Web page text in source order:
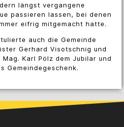
längst vergangene
passieren lassen, bei denen
eifrig mitgemacht hatte.
auch die Gemeinde
Gerhard Visotschnig und
Karl Pölz dem Jubilar und
Gemeindegeschenk.